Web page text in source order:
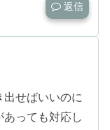
返信
出せばいいのに
っても対応し